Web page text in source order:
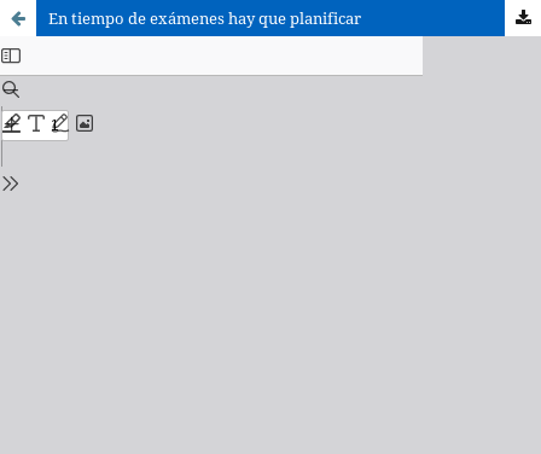
En tiempo de exámenes hay que planificar